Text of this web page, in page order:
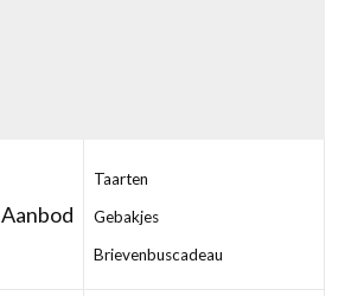
Aanbod
Taarten
Gebakjes
Brievenbuscadeau